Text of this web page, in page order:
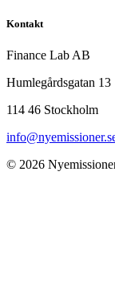
Kontakt
Finance Lab AB
Humlegårdsgatan 13
114 46 Stockholm
© 2026